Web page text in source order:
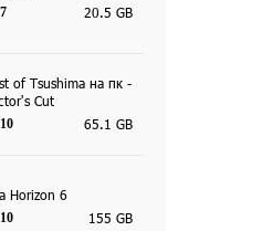
7 20.5 GB
of Tsushima на пк -
Cut
10 65.1 GB
Horizon 6
10 155 GB